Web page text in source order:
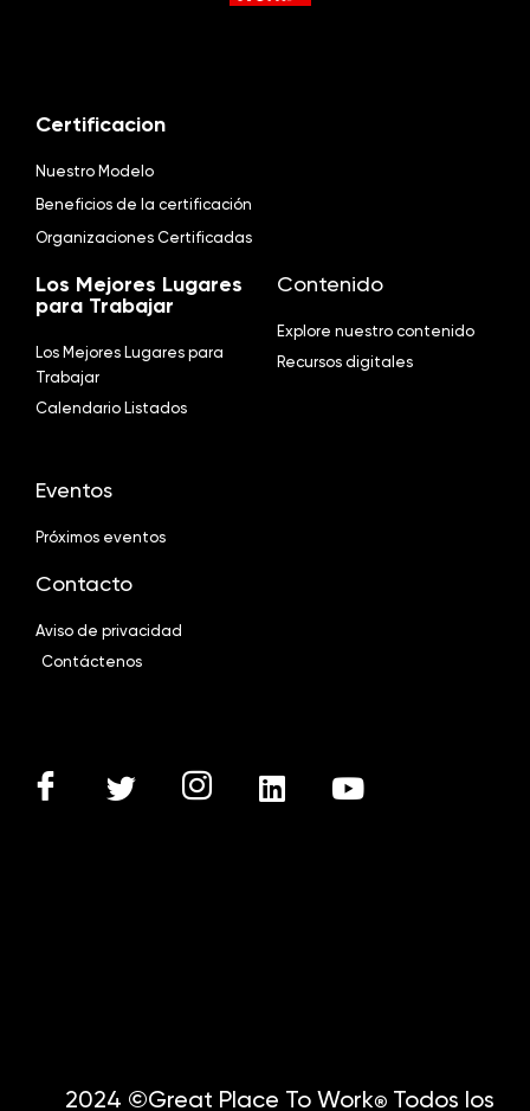
Certificacion
Nuestro Modelo
Beneficios de la certificación
Organizaciones Certificadas
Los Mejores Lugares
para Trabajar
Los Mejores Lugares para
Trabajar
Calendario Listados
Contenido
Explore nuestro contenido
Recursos digitales
Eventos
Próximos eventos
Contacto
Aviso de privacidad
Contáctenos
2024 ©Great Place To Work® Todos los